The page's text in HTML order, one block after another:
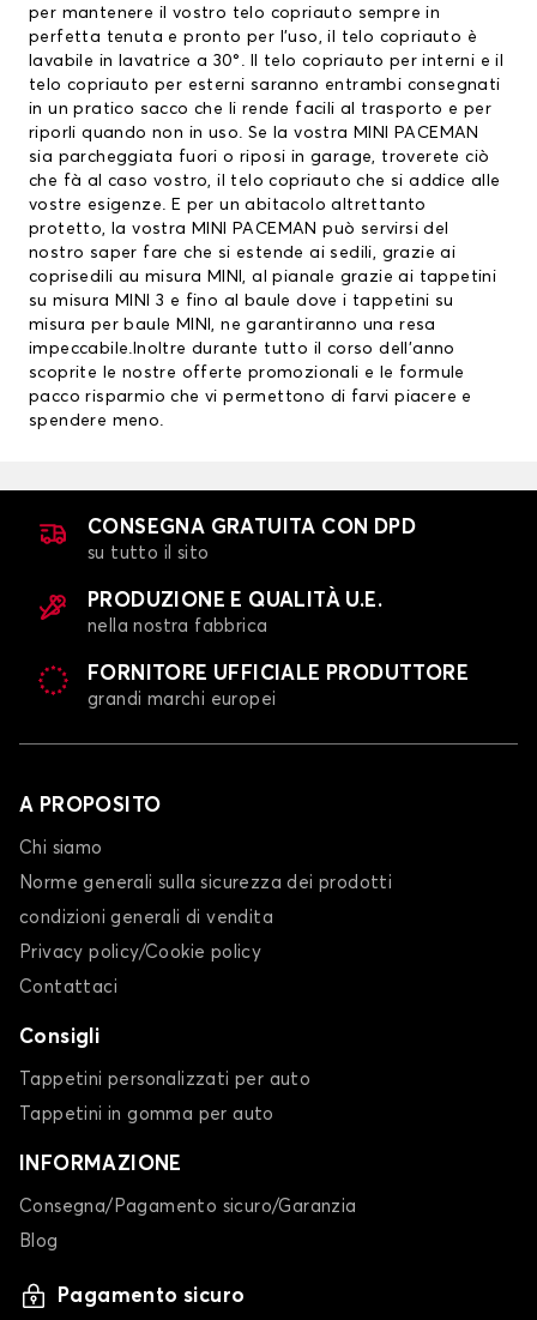
per mantenere il vostro telo copriauto sempre in
perfetta tenuta e pronto per l’uso, il telo copriauto è
lavabile in lavatrice a 30°. Il telo copriauto per interni e il
telo copriauto per esterni saranno entrambi consegnati
in un pratico sacco che li rende facili al trasporto e per
riporli quando non in uso. Se la vostra MINI PACEMAN
sia parcheggiata fuori o riposi in garage, troverete ciò
che fà al caso vostro, il telo copriauto che si addice alle
vostre esigenze. E per un abitacolo altrettanto
protetto, la vostra MINI PACEMAN può servirsi del
nostro saper fare che si estende ai sedili, grazie ai
coprisedili au misura MINI, al pianale grazie ai tappetini
su misura MINI3 e fino al baule dove i tappetini su
misura per baule MINI, ne garantiranno una resa
impeccabile.Inoltre durante tutto il corso dell’anno
scoprite le nostre offerte promozionali e le formule
pacco risparmio che vi permettono di farvi piacere e
spendere meno.
CONSEGNA GRATUITA CON DPD
su tutto il sito
PRODUZIONE E QUALITÀ U.E.
nella nostra fabbrica
FORNITORE UFFICIALE PRODUTTORE
grandi marchi europei
A PROPOSITO
Chi siamo
Norme generali sulla sicurezza dei prodotti
condizioni generali di vendita
Privacy policy/Cookie policy
Contattaci
Consigli
Tappetini personalizzati per auto
Tappetini in gomma per auto
INFORMAZIONE
Consegna/Pagamento sicuro/Garanzia
Blog
Pagamento sicuro